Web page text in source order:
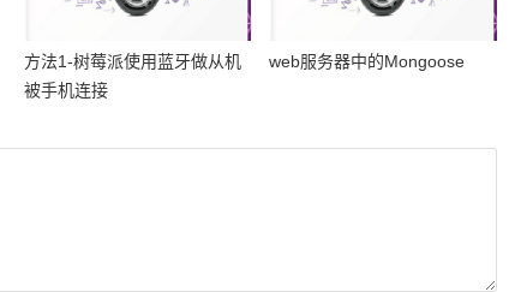
方法1-树莓派使用蓝牙做从机
被手机连接
web服务器中的Mongoose